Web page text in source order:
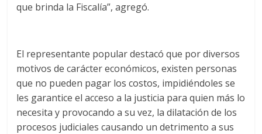
que brinda la Fiscalía”, agregó.
El representante popular destacó que por diversos
motivos de carácter económicos, existen personas
que no pueden pagar los costos, impidiéndoles se
les garantice el acceso a la justicia para quien más lo
necesita y provocando a su vez, la dilatación de los
procesos judiciales causando un detrimento a sus